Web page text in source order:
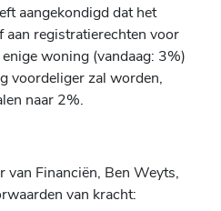
aangekondigd dat het
aan registratierechten voor
enige woning (vandaag: 3%)
voordeliger zal worden,
naar 2%.
van Financiën, Ben Weyts,
van kracht: